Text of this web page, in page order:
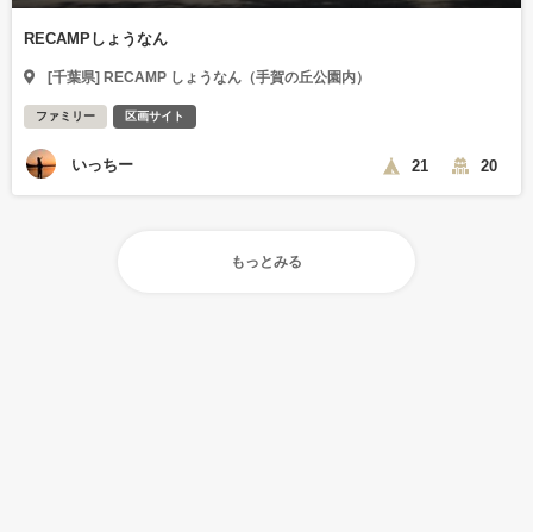
RECAMPしょうなん
[千葉県] RECAMP しょうなん（手賀の丘公園内）
ファミリー 区画サイト
いっちー 21 20
もっとみる